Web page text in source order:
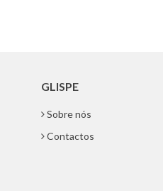
GLISPE
Sobre nós
Contactos